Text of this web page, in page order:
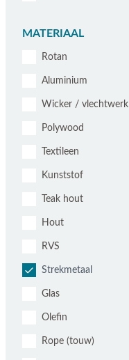
MATERIAAL
Rotan
Aluminium
Wicker / vlechtwerk
Polywood
Textileen
Kunststof
Teak hout
Hout
RVS
Strekmetaal
Glas
Olefin
Rope (touw)